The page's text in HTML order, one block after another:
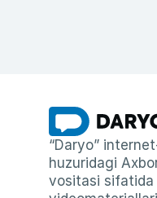
“Daryo”
huzuridagi
vositasi sifatida